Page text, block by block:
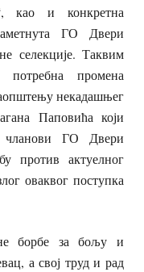
као и конкретна
ГО Двери
селекције. Таквим
промена
некадашњег
Паповића који
ГО Двери
против актуелног
оваквог поступка
борбе за бољу и
а свој труд и рад